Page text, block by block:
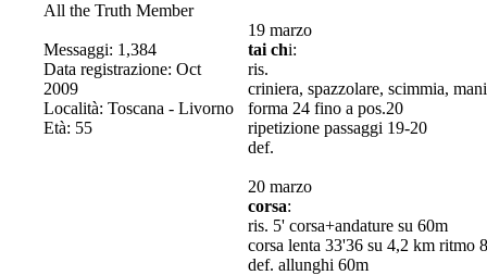
All the Truth Member
Messaggi: 1,384
Data registrazione: Oct
2009
Località: Toscana - Livorno
Età: 55
19 marzo
tai chi:
ris.
criniera, spazzolare, scimmia,
forma 24 fino a pos.20
ripetizione passaggi 19-20
def.
20 marzo
corsa:
ris. 5' corsa+andature su 60m
corsa lenta 33'36 su 4,2 km ritmo
def. allunghi 60m